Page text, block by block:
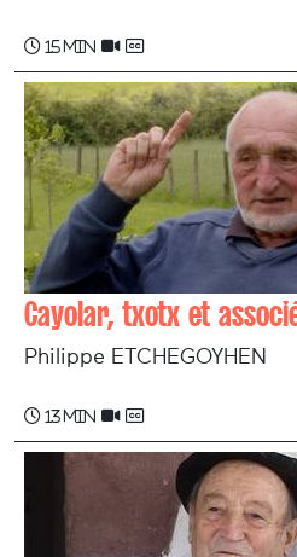
15 min
Cayolar, txotx et
Philippe ETCHEGOYHEN
13 min